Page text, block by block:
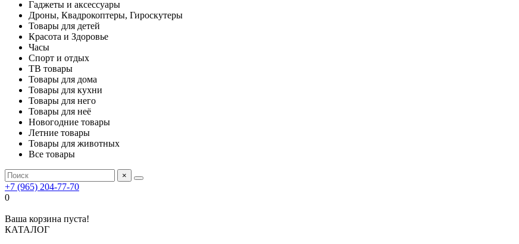
Гаджеты и аксессуары
Дроны, Квадрокоптеры, Гироскутеры
Товары для детей
Красота и Здоровье
Часы
Спорт и отдых
ТВ товары
Товары для дома
Товары для кухни
Товары для него
Товары для неё
Новогодние товары
Летние товары
Товары для животных
Все товары
×
+7 (965) 204-77-70
0
Ваша корзина пуста!
КАТАЛОГ